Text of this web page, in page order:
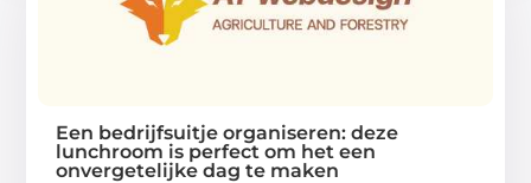
Een bedrijfsuitje organiseren: deze
lunchroom is perfect om het een
onvergetelijke dag te maken